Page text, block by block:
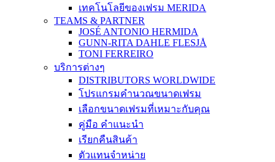
เทคโนโลยีของเฟรม MERIDA
TEAMS & PARTNER
JOSÉ ANTONIO HERMIDA
GUNN-RITA DAHLE FLESJÅ
TONI FERREIRO
บริการต่างๆ
DISTRIBUTORS WORLDWIDE
โปรแกรมคำนวณขนาดเฟรม
เลือกขนาดเฟรมที่เหมาะกับคุณ
คู่มือ คำแนะนำ
เรียกคืนสินค้า
ตัวแทนจำหน่าย